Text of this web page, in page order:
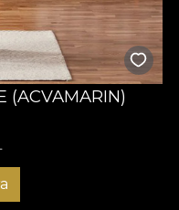
(ACVAMARIN)